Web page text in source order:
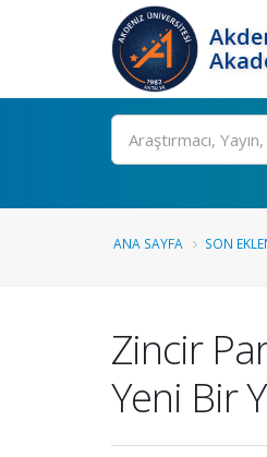
Ara
ANA SAYFA SON
Zincir
Yeni Bir